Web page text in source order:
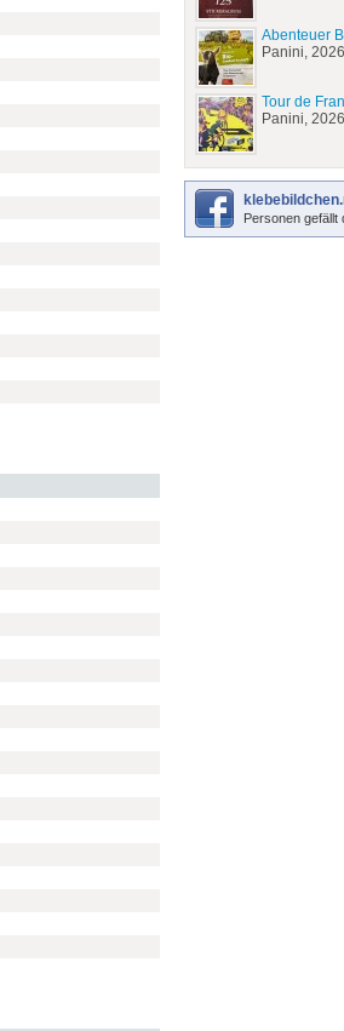
Abenteuer
Panini, 2026
Tour de
Panini, 2026
Personen gefällt